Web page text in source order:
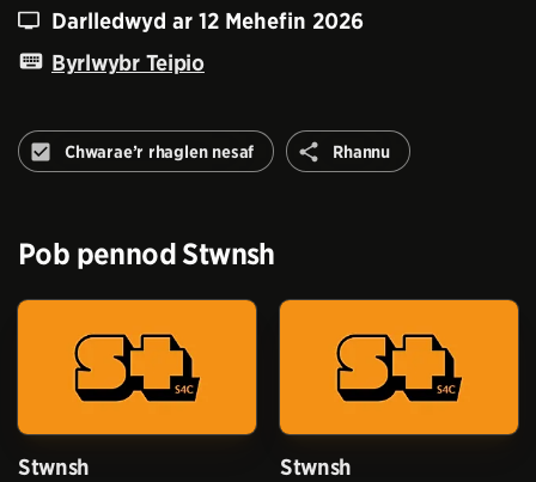
Darlledwyd ar 12 Mehefin 2026
Byrlwybr Teipio
Chwarae’r rhaglen nesaf
rhaglen
nesaf
Rhannu Rhannu
Pob pennod Stwnsh
Stwnsh Stwnsh